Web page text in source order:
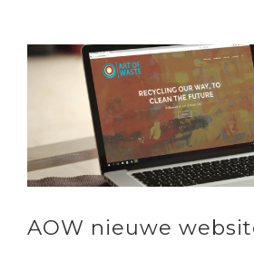
technieken
AOW nieuwe